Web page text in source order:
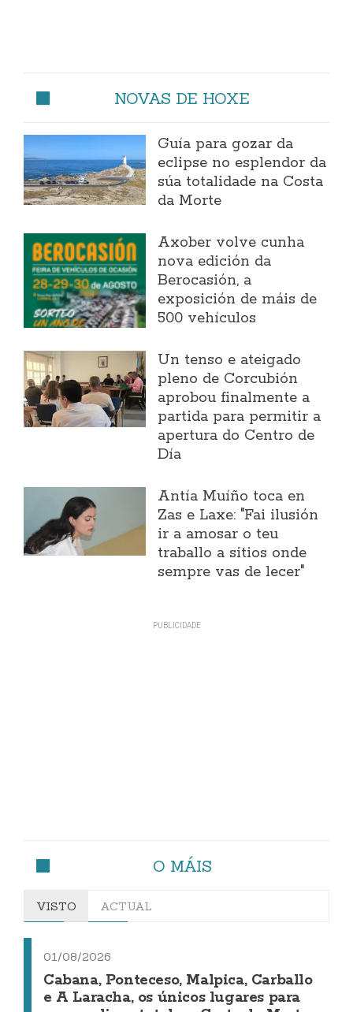
NOVAS DE HOXE
Guía para gozar da
eclipse no esplendor da
súa totalidade na Costa
da Morte
Axober volve cunha
nova edición da
Berocasión, a
exposición de máis de
500 vehículos
Un tenso e ateigado
pleno de Corcubión
aprobou finalmente a
partida para permitir a
apertura do Centro de
Día
Antía Muíño toca en
Zas e Laxe: "Fai ilusión
ir a amosar o teu
traballo a sitios onde
sempre vas de lecer"
O MÁIS
VISTO ACTUAL
01/08/2026
Cabana, Ponteceso, Malpica, Carballo
e A Laracha, os únicos lugares para